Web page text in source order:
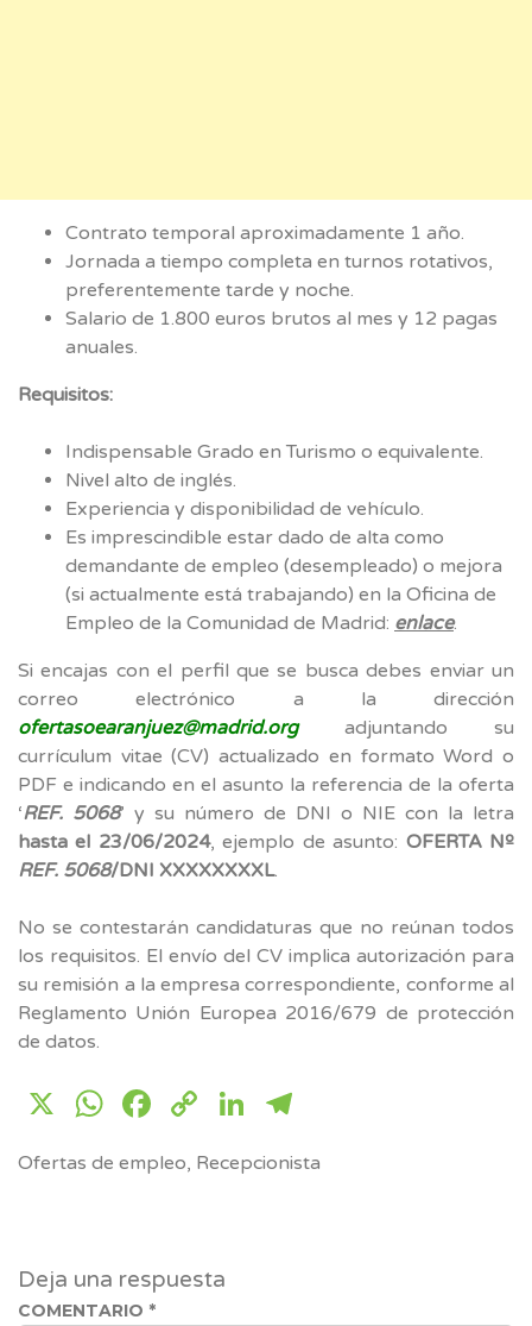
Contrato temporal aproximadamente 1 año.
Jornada a tiempo completa en turnos rotativos,
preferentemente tarde y noche.
Salario de 1.800 euros brutos al mes y 12 pagas
anuales.
Requisitos:
Indispensable Grado en Turismo o equivalente.
Nivel alto de inglés.
Experiencia y disponibilidad de vehículo.
Es imprescindible estar dado de alta como
demandante de empleo (desempleado) o mejora
(si actualmente está trabajando) en la Oficina de
Empleo de la Comunidad de Madrid: enlace.
Si encajas con el perfil que se busca debes enviar un
correo electrónico a la dirección
ofertasoearanjuez@madrid.orgadjuntando su
currículum vitae (CV) actualizado en formato Word o
PDF e indicando en el asunto la referencia de la oferta
‘REF. 5068’ y su número de DNI o NIE con la letra
hasta el 23/06/2024, ejemplo de asunto: OFERTA Nº
REF. 5068/DNI XXXXXXXXL.
No se contestarán candidaturas que no reúnan todos
los requisitos. El envío del CV implica autorización para
su remisión a la empresa correspondiente, conforme al
Reglamento Unión Europea 2016/679 de protección
de datos.
X WhatsApp
Facebook
CopyLinkedIn
Ofertas de empleo, Recepcionista
Deja una respuesta
COMENTARIO *